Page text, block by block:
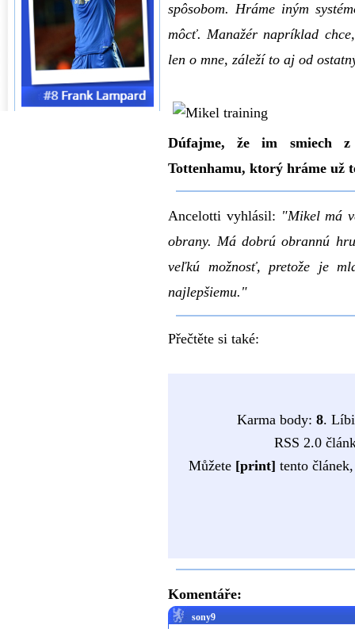
spôsobom. Hráme iným
môcť. Manažér napríklad
len o mne, záleží to aj od
Dúfajme, že im smiech
Tottenhamu, ktorý hráme už
Ancelotti vyhlásil: "Mikel má
obrany. Má dobrú obrannú
veľkú možnosť, pretože je
najlepšiemu."
Přečtěte si také:
Karma body: 8.
RSS 2.0
Můžete [print] tento
Komentáře:
sony9